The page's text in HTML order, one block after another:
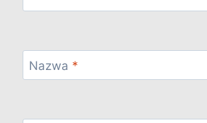
Nazwa *